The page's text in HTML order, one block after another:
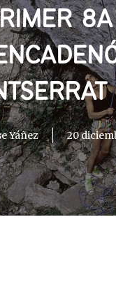
Yáñez 20